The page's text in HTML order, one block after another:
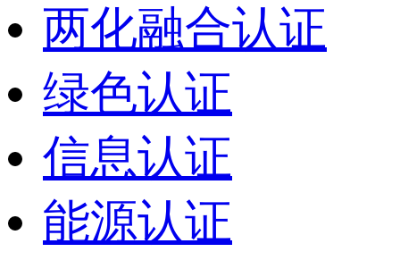
两化融合认证
绿色认证
信息认证
能源认证